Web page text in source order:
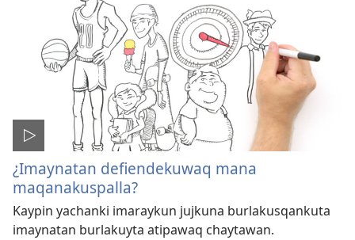
¿Imaynatan defiendekuwaq mana
maqanakuspalla?
Kaypin yachanki imaraykun jujkuna burlakusqankuta
imaynatan burlakuyta atipawaq chaytawan.